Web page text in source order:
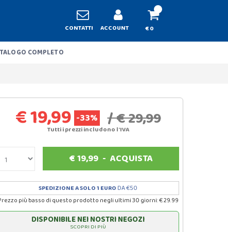
CONTATTI ACCOUNT € 0
COMPLETO
€ 19,99 -33% / € 29,99
Tutti i prezzi includono l'IVA
€19,99- ACQUISTA
SPEDIZIONE A SOLO 1 EURO DA €50
più basso di questo prodotto negli ultimi 30 giorni: € 29.99
DISPONIBILE NEI NOSTRI NEGOZI
SCOPRI DI PIÙ